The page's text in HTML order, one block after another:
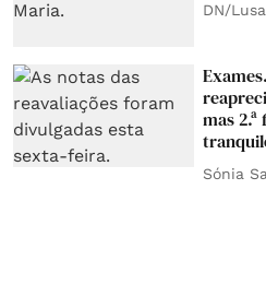
DN/Lusa
mas
Sónia